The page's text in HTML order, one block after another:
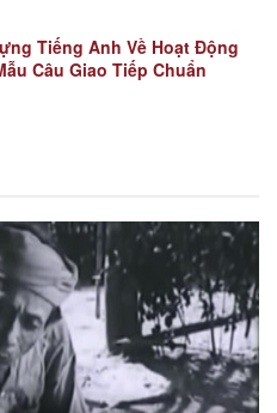
Tiếng Anh Về Hoạt Động
Câu Giao Tiếp Chuẩn